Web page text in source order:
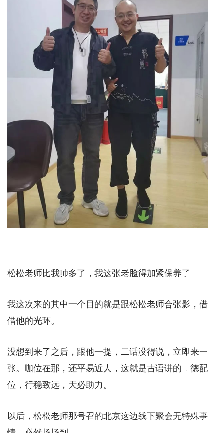
松松老师比我帅多了，我这张老脸得加紧保养了
我这次来的其中一个目的就是跟松松老师合张影，借
借他的光环。
没想到来了之后，跟他一提，二话没得说，立即来一
张。咖位在那，还平易近人，这就是古语讲的，徳配
位，行稳致远，天必助力。
以后，松松老师那号召的北京这边线下聚会无特殊事